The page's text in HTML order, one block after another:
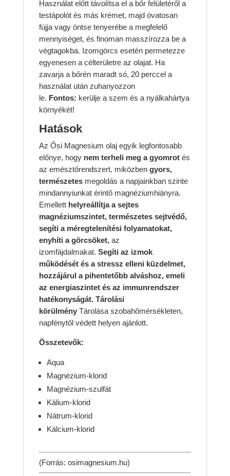
Használat előtt távolítsa el a bőr felületéről a
testápolót és más krémet, majd óvatosan
fújja vagy öntse tenyerébe a megfelelő
mennyiséget, és finoman masszírozza be a
végtagokba. Izomgörcs esetén permetezze
egyenesen a célterületre az olajat. Ha
zavarja a bőrén maradt só, 20 perccel a
használat után zuhanyozzon
le. Fontos: kerülje a szem és a nyálkahártya
környékét!
Hatások
Az Ősi Magnesium olaj egyik legfontosabb
előnye, hogy nem terheli meg a gyomrotés
az emésztőrendszert, miközben gyors,
természetesmegoldás a napjainkban szinte
mindannyiunkat érintő magnéziumhiányra.
Emellett helyreállítja a sejtes
magnéziumszintet, természetes sejtvédő,
segíti a méregtelenítési folyamatokat,
enyhíti a görcsöket,az
izomfájdalmakat. Segíti az izmok
működését és a stressz elleni küzdelmet,
hozzájárul a pihentetőbb alváshoz, emeli
az energiaszintet és az immunrendszer
hatékonyságát. Tárolási
körülményTárolása szobahőmérsékleten,
napfénytől védett helyen ajánlott.
Összetevők:
Aqua
Magnézium-klorid
Magnézium-szulfát
Kálium-klorid
Nátrum-klorid
Kálcium-klorid
(Forrás: osimagnesium.hu)